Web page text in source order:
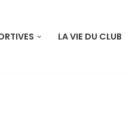
LA VIE DU CLUB